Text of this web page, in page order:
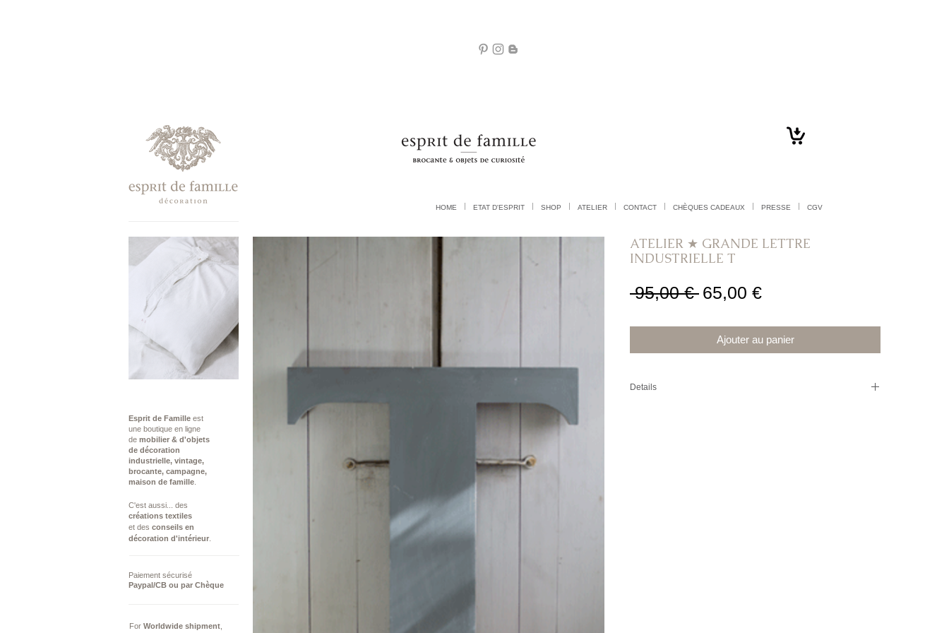
HOME ETAT D'ESPRIT SHOP ATELIER CONTACT CHÈQUES CADEAUX PRESSE CGV
ATELIER ★ GRANDE LETTRE
INDUSTRIELLE T
95,00 € Prix
65,00 €Prix
Ajouter au panier
Details
Esprit de Famille est
une boutique en ligne
de mobilier & d'objets
de décoration
industrielle, vintage,
brocante, campagne,
maison de famille
C'est aussi...​ des
créations textiles
et des conseils ​en
décoration d'intérieur
Paiement sécurisé
Paypal/CB ou par Chèque
For Worldwide shipment